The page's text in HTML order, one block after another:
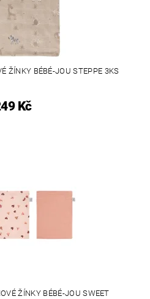
ŽÍNKY BÉBÉ-JOU STEPPE 3KS
Kč
ŽÍNKY BÉBÉ-JOU SWEET